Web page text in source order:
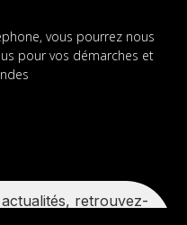
vous pourrez nous
pour vos démarches et
retrouvez-